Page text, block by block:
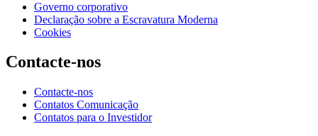
Governo corporativo
Declaração sobre a Escravatura Moderna
Cookies
Contacte-nos
Contacte-nos
Contatos Comunicação
Contatos para o Investidor